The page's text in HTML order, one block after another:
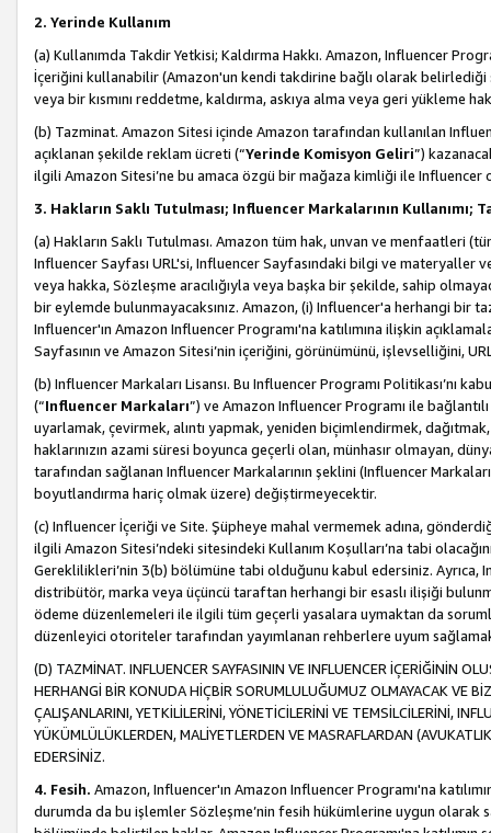
2. Yerinde Kullanım
(a) Kullanımda Takdir Yetkisi; Kaldırma Hakkı. Amazon, Influencer
İçeriğini kullanabilir (Amazon'un kendi takdirine bağlı olarak belirlediği
veya bir kısmını reddetme, kaldırma, askıya alma veya geri yükleme
(b) Tazminat. Amazon Sitesi içinde Amazon tarafından kullanılan
açıklanan şekilde reklam ücreti (“Yerinde Komisyon Geliri”)
ilgili Amazon Sitesi’ne bu amaca özgü bir mağaza kimliği ile Influencer
3. Hakların Saklı Tutulması; Influencer Markalarının Kullanımı;
(a) Hakların Saklı Tutulması. Amazon tüm hak, unvan ve menfaatleri
Influencer Sayfası URL'si, Influencer Sayfasındaki bilgi ve materyaller
veya hakka, Sözleşme aracılığıyla veya başka bir şekilde, sahip
bir eylemde bulunmayacaksınız. Amazon, (i) Influencer'a herhangi bir
Influencer'ın Amazon Influencer Programı'na katılımına ilişkin
Sayfasının ve Amazon Sitesi’nin içeriğini, görünümünü, işlevselliğini,
(b) Influencer Markaları Lisansı. Bu Influencer Programı Politikası’nı
(“Influencer Markaları”) ve Amazon Influencer Programı ile
uyarlamak, çevirmek, alıntı yapmak, yeniden biçimlendirmek,
haklarınızın azami süresi boyunca geçerli olan, münhasır olmayan,
tarafından sağlanan Influencer Markalarının şeklini (Influencer
boyutlandırma hariç olmak üzere) değiştirmeyecektir.
(c) Influencer İçeriği ve Site. Şüpheye mahal vermemek adına,
ilgili Amazon Sitesi’ndeki sitesindeki Kullanım Koşulları’na tabi
Gereklilikleri’nin 3(b) bölümüne tabi olduğunu kabul edersiniz. Ayrıca,
distribütör, marka veya üçüncü taraftan herhangi bir esaslı ilişiği
ödeme düzenlemeleri ile ilgili tüm geçerli yasalara uymaktan da
düzenleyici otoriteler tarafından yayımlanan rehberlere uyum
(D) TAZMİNAT. INFLUENCER SAYFASININ VE INFLUENCER İÇERİĞİNİN
HERHANGİ BİR KONUDA HİÇBİR SORUMLULUĞUMUZ OLMAYACAK VE
ÇALIŞANLARINI, YETKİLİLERİNİ, YÖNETİCİLERİNİ VE TEMSİLCİLERİNİ,
YÜKÜMLÜLÜKLERDEN, MALİYETLERDEN VE MASRAFLARDAN
EDERSİNİZ.
4. Fesih. Amazon, Influencer'ın Amazon Influencer Programı'na
durumda da bu işlemler Sözleşme’nin fesih hükümlerine uygun olarak